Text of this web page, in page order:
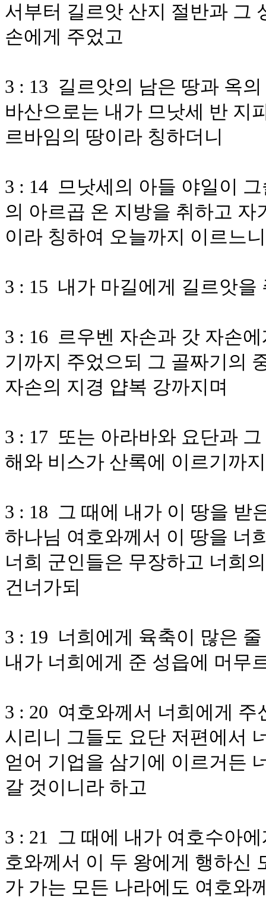
서부터 길르앗 산지 절반과 그
손에게 주었고
3 : 13 길르앗의 남은 땅과 옥
바산으로는 내가 므낫세 반 지
르바임의 땅이라 칭하더니
3 : 14 므낫세의 아들 야일이
의 아르곱 온 지방을 취하고
이라 칭하여 오늘까지 이르느
3 : 15 내가 마길에게 길르앗을
3 : 16 르우벤 자손과 갓 자손
기까지 주었으되 그 골짜기의
자손의 지경 얍복 강까지며
3 : 17 또는 아라바와 요단과
해와 비스가 산록에 이르기까
3 : 18 그 때에 내가 이 땅을 받
하나님 여호와께서 이 땅을 너
너희 군인들은 무장하고 너희
건너가되
3 : 19 너희에게 육축이 많은
내가 너희에게 준 성읍에 머무
3 : 20 여호와께서 너희에게
시리니 그들도 요단 저편에서
얻어 기업을 삼기에 이르거든
갈 것이니라 하고
3 : 21 그 때에 내가 여호수아
호와께서 이 두 왕에게 행하신
가 가는 모든 나라에도 여호와